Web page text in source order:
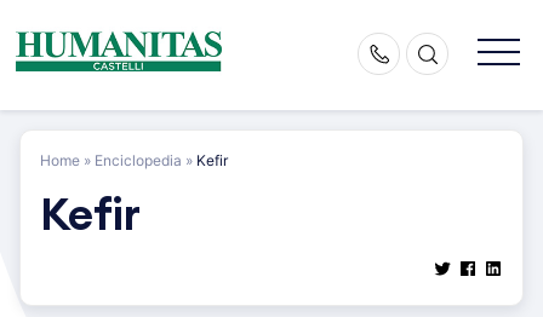
content
Home » Enciclopedia » Kefir
Kefir